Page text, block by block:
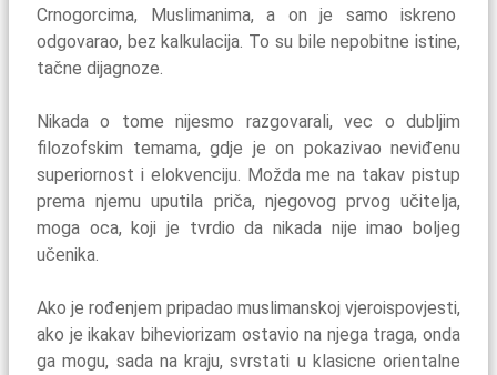
Crnogorcima, Muslimanima, a on je samo iskreno
odgovarao, bez kalkulacija. To su bile nepobitne istine,
tačne dijagnoze.
Nikada o tome nijesmo razgovarali, vec o dubljim
filozofskim temama, gdje je on pokazivao neviđenu
superiornost i elokvenciju. Možda me na takav pistup
prema njemu uputila priča, njegovog prvog učitelja,
moga oca, koji je tvrdio da nikada nije imao boljeg
učenika.
Ako je rođenjem pripadao muslimanskoj vjeroispovjesti,
ako je ikakav biheviorizam ostavio na njega traga, onda
ga mogu, sada na kraju, svrstati u klasicne orientalne